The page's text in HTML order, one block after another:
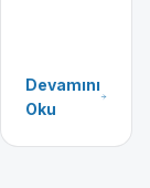
Devamını
Oku